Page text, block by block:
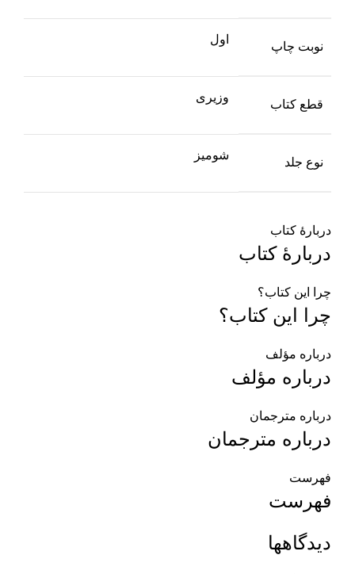
نوبت چاپ
اول
قطع کتاب
وزیری
نوع جلد
شومیز
دربارهٔ کتاب
دربارهٔ کتاب
چرا این کتاب؟
چرا این کتاب؟
درباره مؤلف
درباره مؤلف
درباره مترجمان
درباره مترجمان
فهرست
فهرست
دیدگاهها